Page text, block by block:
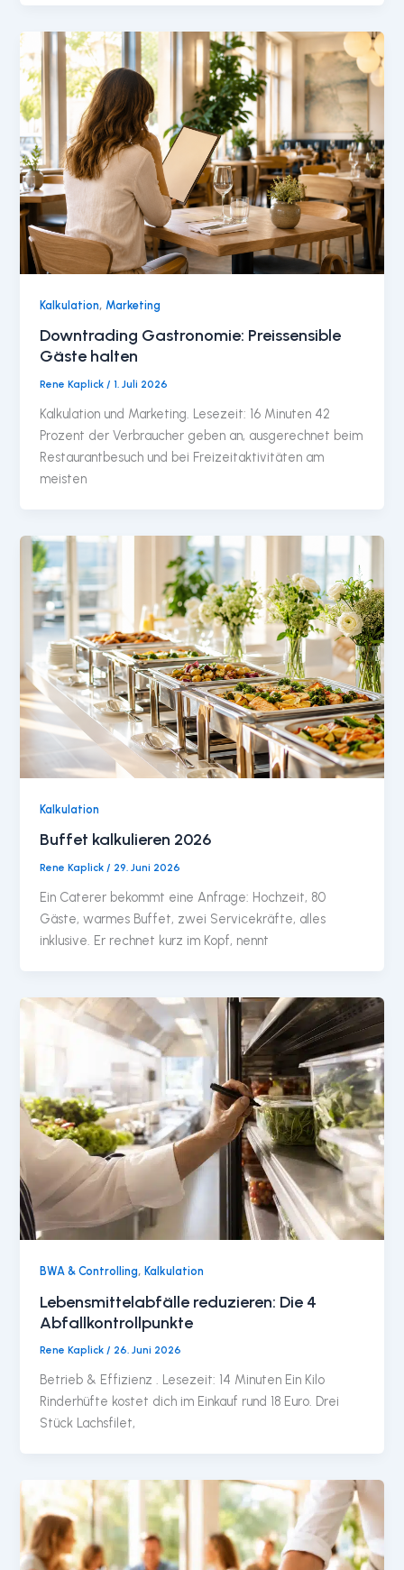
Kalkulation,Marketing
Downtrading Gastronomie: Preissensible
Gäste halten
Rene Kaplick/ 1. Juli 2026
Kalkulation und Marketing. Lesezeit: 16 Minuten 42
Prozent der Verbraucher geben an, ausgerechnet beim
Restaurantbesuch und bei Freizeitaktivitäten am
meisten
Kalkulation
Buffet kalkulieren 2026
Rene Kaplick/ 29. Juni 2026
Ein Caterer bekommt eine Anfrage: Hochzeit, 80
Gäste, warmes Buffet, zwei Servicekräfte, alles
inklusive. Er rechnet kurz im Kopf, nennt
BWA & Controlling,Kalkulation
Lebensmittelabfälle reduzieren: Die 4
Abfallkontrollpunkte
Rene Kaplick/ 26. Juni 2026
Betrieb & Effizienz . Lesezeit: 14 Minuten Ein Kilo
Rinderhüfte kostet dich im Einkauf rund 18 Euro. Drei
Stück Lachsfilet,